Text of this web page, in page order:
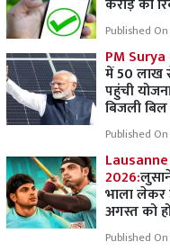
करोड़ का
Published
PM
में 50 लाख
पहुंची
बिजली
Published
2026:
भाला लेकर
अगस्त को
Published